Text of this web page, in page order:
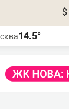
$
14.5°